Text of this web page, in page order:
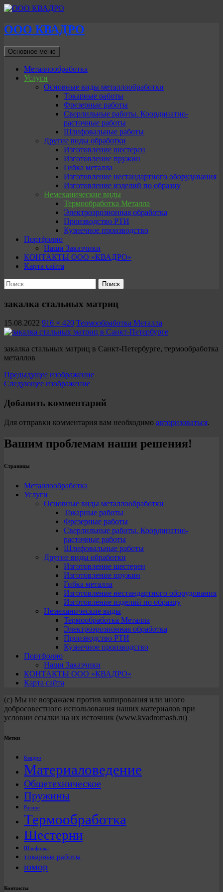
ООО КВАДРО
Поиск
Основное меню
к
содержимому
Металлообработка
Услуги
Основные виды металлообработки
Токарные работы
Фрезерные работы
Сверлильные работы. Координатно-
расточные работы
Шлифовальные работы
Другие виды обработки
Изготовление шестерен
Изготовление пружин
Гибка металла
Изготовление нестандартного оборудования
Изготовление изделий по образцу
Немеханические виды
Термообработка Металла
Электроэрозионная обработка
Производство РТИ
Кузнечное производство
Портфолио
Наши Заказчики
КОНТАКТЫ ООО «КВАДРО»
Карта сайта
Найти:
закалка стальных матриц
15.08.2022 916 × 420 Термообработка Металла
закалка стальных матриц в Санкт-Петербурге, термообработка
металлов
Предыдущее изображение
Следующее изображение
Добавить комментарий
Для отправки комментария вам необходимо авторизоваться.
Вашим проблемам наши решения!
Страницы
Металлообработка
Услуги
Основные виды металлообработки
Токарные работы
Фрезерные работы
Сверлильные работы. Координатно-
расточные работы
Шлифовальные работы
Другие виды обработки
Изготовление шестерен
Изготовление пружин
Гибка металла
Изготовление нестандартного оборудования
Изготовление изделий по образцу
Немеханические виды
Термообработка Металла
Электроэрозионная обработка
Производство РТИ
Кузнечное производство
Портфолио
Наши Заказчики
КОНТАКТЫ ООО «КВАДРО»
Карта сайта
(с) Мы не возражаем против копирования или иного
добросовестного использования наших материалов при
условии ссылки на их источник (www.kvadromash.ru)
Метки
Квадро
Материаловедение
Общетехническое
Пружины
Разное
Термообработка
Шестерни
Шлифовка
токарные работы
юмор
Контакты